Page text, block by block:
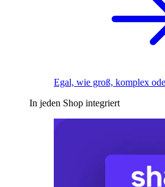
Egal, wie groß, komplex
In jeden Shop integriert